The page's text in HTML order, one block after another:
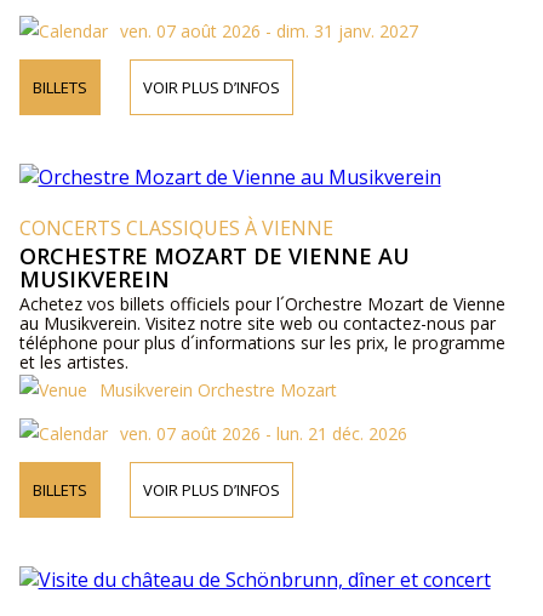
ven. 07 août 2026 - dim. 31 janv. 2027
BILLETS VOIR PLUS D’INFOS
CONCERTS CLASSIQUES À VIENNE
ORCHESTRE MOZART DE VIENNE AU
MUSIKVEREIN
Achetez vos billets officiels pour l´Orchestre Mozart de Vienne
au Musikverein. Visitez notre site web ou contactez-nous par
téléphone pour plus d´informations sur les prix, le programme
et les artistes.
Musikverein Orchestre Mozart
ven. 07 août 2026 - lun. 21 déc. 2026
BILLETS VOIR PLUS D’INFOS